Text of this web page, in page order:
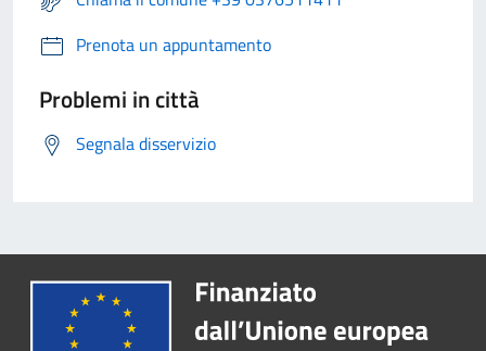
Prenota un appuntamento
Problemi in città
Segnala disservizio